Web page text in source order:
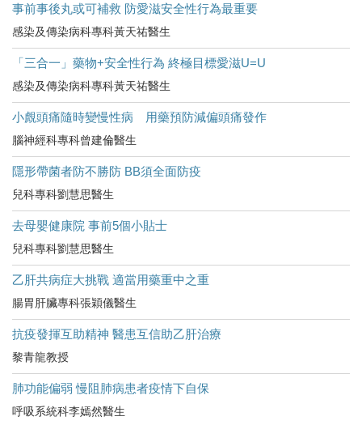
事前事後丸或可補救 防愛滋安全性行為最重要
感染及傳染病科專科黃天祐醫生
「三合一」藥物+安全性行為 終極目標愛滋U=U
感染及傳染病科專科黃天祐醫生
小覤頭痛隨時變慢性病 用藥預防減偏頭痛發作
腦神經科專科曾建倫醫生
隱形帶菌者防不勝防 BB須全面防疫
兒科專科劉慧思醫生
去母嬰健康院 事前5個小貼士
兒科專科劉慧思醫生
乙肝共病症大挑戰 適當用藥重中之重
腸胃肝臟專科張穎儀醫生
抗疫發揮互助精神 醫患互信助乙肝治療
黎青龍教授
肺功能偏弱 慢阻肺病患者疫情下自保
呼吸系統科李嫣然醫生